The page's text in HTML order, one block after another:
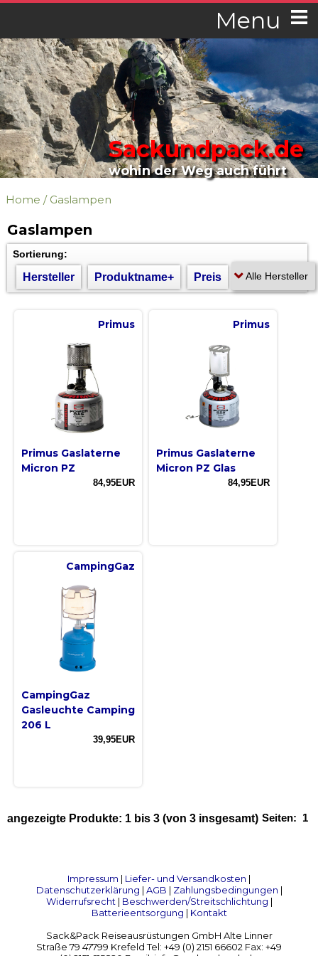
Menu
Sackundpack.de
wohin der Weg auch führt
Home / Gaslampen
Gaslampen
Sortierung:
Hersteller Produktname+ Preis
Primus
Primus Gaslaterne
Micron PZ
84,95EUR
Primus
Primus Gaslaterne
Micron PZ Glas
84,95EUR
CampingGaz
CampingGaz
Gasleuchte Camping
206 L
39,95EUR
Seiten: 1
angezeigte Produkte: 1 bis 3 (von 3 insgesamt)
Impressum | Liefer- und Versandkosten |
Datenschutzerklärung | AGB | Zahlungsbedingungen |
Widerrufsrecht| Beschwerden/Streitschlichtung |
Batterieentsorgung | Kontakt
Sack&Pack Reiseausrüstungen GmbH Alte Linner
Straße 79 47799 Krefeld Tel: +49 (0) 2151 66602 Fax: +49